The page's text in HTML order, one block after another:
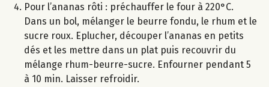
Pour l’ananas rôti : préchauffer le four à 220°C.
Dans un bol, mélanger le beurre fondu, le rhum et le
sucre roux. Eplucher, découper l’ananas en petits
dés et les mettre dans un plat puis recouvrir du
mélange rhum-beurre-sucre. Enfourner pendant 5
à 10 min. Laisser refroidir.